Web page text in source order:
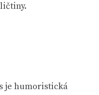
je humoristická